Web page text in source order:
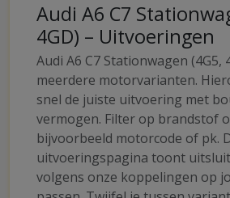
Audi A6 C7
4GD) – Uitvoeringen
Audi A6 C7 Stationwagen (4G5,
meerdere motorvarianten.
snel de juiste uitvoering met
vermogen. Filter op brandstof
bijvoorbeeld motorcode of pk.
uitvoeringspagina toont
volgens onze koppelingen op